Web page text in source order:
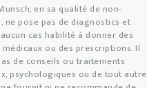
en sa qualité de non-
ne pose pas de diagnostics et
aucun cas habilité à donner des
ou des prescriptions. Il
de conseils ou traitements
psychologiques ou de tout autre